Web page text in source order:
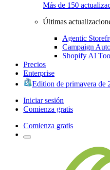
Más de 150
Últimas
Agentic
Campaign
Shopify AI
Precios
Enterprise
Edition de primavera de
Iniciar sesión
Comienza gratis
Comienza gratis